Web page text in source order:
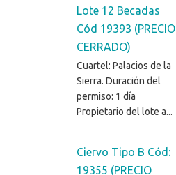
Lote 12 Becadas
Cód 19393 (PRECIO
CERRADO)
Cuartel: Palacios de la
Sierra. Duración del
permiso: 1 día
Propietario del lote a...
Ciervo Tipo B Cód:
19355 (PRECIO